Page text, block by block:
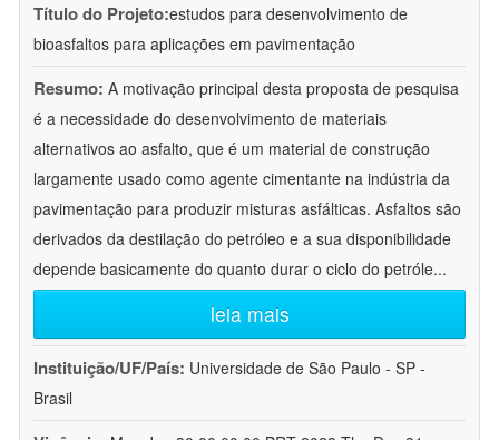
Título do Projeto:estudos para desenvolvimento de
bioasfaltos para aplicações em pavimentação
Resumo: A motivação principal desta proposta de pesquisa
é a necessidade do desenvolvimento de materiais
alternativos ao asfalto, que é um material de construção
largamente usado como agente cimentante na indústria da
pavimentação para produzir misturas asfálticas. Asfaltos são
derivados da destilação do petróleo e a sua disponibilidade
depende basicamente do quanto durar o ciclo do petróle...
leia mais
Instituição/UF/País: Universidade de São Paulo - SP -
Brasil